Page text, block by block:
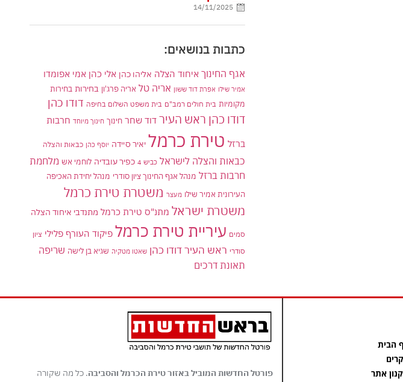
14/11/2025
כתבות בנושאים:
אגף החינוך איחוד הצלה אליהו כהן אלי כהן אמי אפומדו
אמיר שילו אפרת דוד ששון אריה טל אריה פרג'ון בחירות בחירות
מקומיות בית חולים רמב"ם בית משפט השלום בחיפה דודו כהן
דודו כהן ראש העיר דוד שחר חינוך חינוך מיוחד חרבות
ברזל טירת כרמל יאיר סיידה יוסף כהן כבאות והצלה
כבאות והצלה לישראל כביש 4 כפיר עובדיה לוחמי אש מלחמת
חרבות ברזל מנהל אגף החינוך ציון סודרי מנהל יחידת האכיפה
העירונית אמיר שילו מעצר משטרת טירת כרמל
משטרת ישראל מתנ"ס טירת כרמל מתנדבי איחוד הצלה
סמים עיריית טירת כרמל פיקוד העורף פלילי ציון
סודרי ראש העיר דודו כהן שאטו מטקיה שגיא בן לישה שריפה
תאונת דרכים
הבית
אתר
פורטל החדשות המוביל באזור טירת הכרמל והסביבה. כל מה שקורה